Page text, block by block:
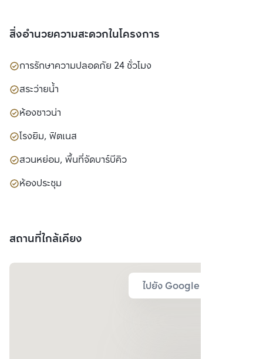
สิ่งอำนวยความสะดวกในโครงการ
การรักษาความปลอดภัย 24 ชั่วโมง
สระว่ายน้ำ
ห้องซาวน่า
โรงยิม, ฟิตเนส
สวนหย่อม, พื้นที่จัดบาร์บีคิว
ห้องประชุม
สถานที่ใกล้เคียง
ไปยัง Google Map